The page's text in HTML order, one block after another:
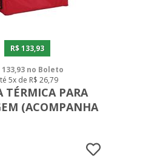
R$ 133,93
133,93 no Boleto
5x de R$ 26,79
TÉRMICA PARA
(ACOMPANHA